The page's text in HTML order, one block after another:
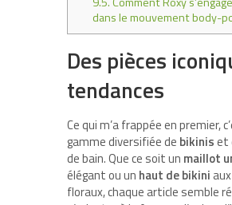
dans le mouvement body-
Des pièces
tendances
Ce qui m’a frappée en premier,
gamme diversifiée de bikiniset
de bain. Que ce soit un maillot
élégant ou un haut de bikini
floraux, chaque article semble